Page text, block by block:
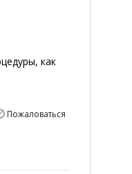
как
Пожаловаться